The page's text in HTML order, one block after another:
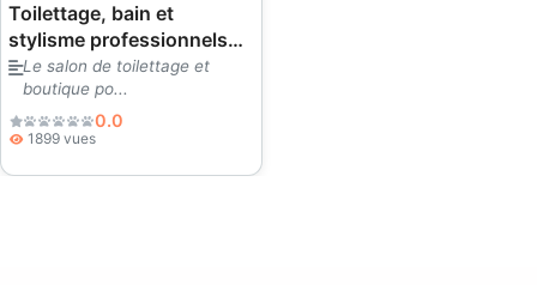
Toilettage, bain et
stylisme professionnels
pour animaux de
compagnie – Patiş
Grooming, salon de
toilettage et animalerie
Le salon de toilettage et
boutique po...
0.0
1899 vues